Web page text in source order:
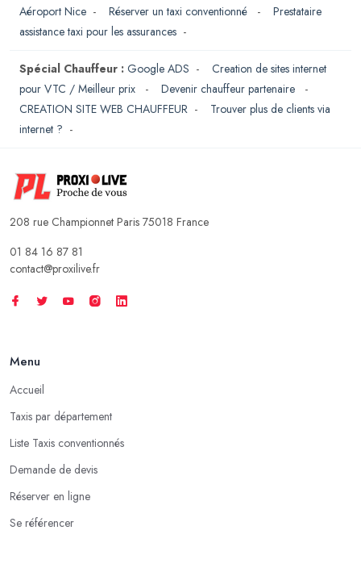
Aéroport Nice - Réserver un taxi conventionné - Prestataire
assistance taxi pour les assurances -
Spécial Chauffeur : Google ADS - Creation de sites internet
pour VTC / Meilleur prix
- Devenir chauffeur partenaire
-
CREATION SITE WEB CHAUFFEUR - Trouver plus de clients via
internet ? -
208 rue Championnet Paris 75018 France
01 84 16 87 81
contact@proxilive.fr
Menu
Accueil
Taxis par département
Liste Taxis conventionnés
Demande de devis
Réserver en ligne
Se référencer